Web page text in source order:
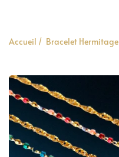
Accueil / Bracelet Hermitage